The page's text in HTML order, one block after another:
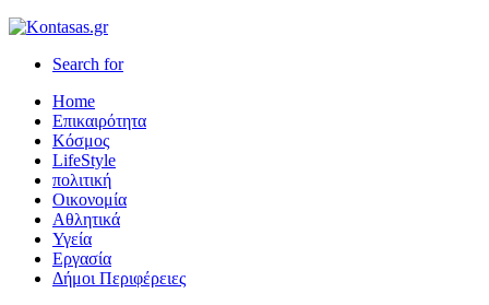
Search for
Home
Επικαιρότητα
Κόσμος
LifeStyle
πολιτική
Οικονομία
Αθλητικά
Υγεία
Εργασία
Δήμοι Περιφέρειες